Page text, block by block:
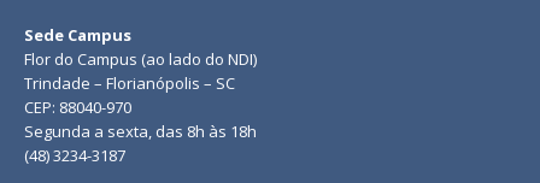
Sede Campus
Flor do Campus (ao lado do NDI)
Trindade – Florianópolis – SC
CEP: 88040-970
Segunda a sexta, das 8h às 18h
(48) 3234-3187